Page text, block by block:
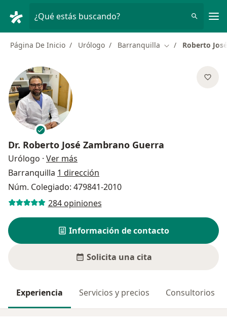
¿Qué estás buscando?
Página De Inicio Urólogo Barranquilla Cambiar de
Roberto
Dr. Roberto José Zambrano Guerra
Urólogo · Ver más
Barranquilla 1 dirección
Núm. Colegiado: 479841-2010
284 opiniones
Información de contacto
Solicita una cita
Experiencia Servicios y precios Consultorios